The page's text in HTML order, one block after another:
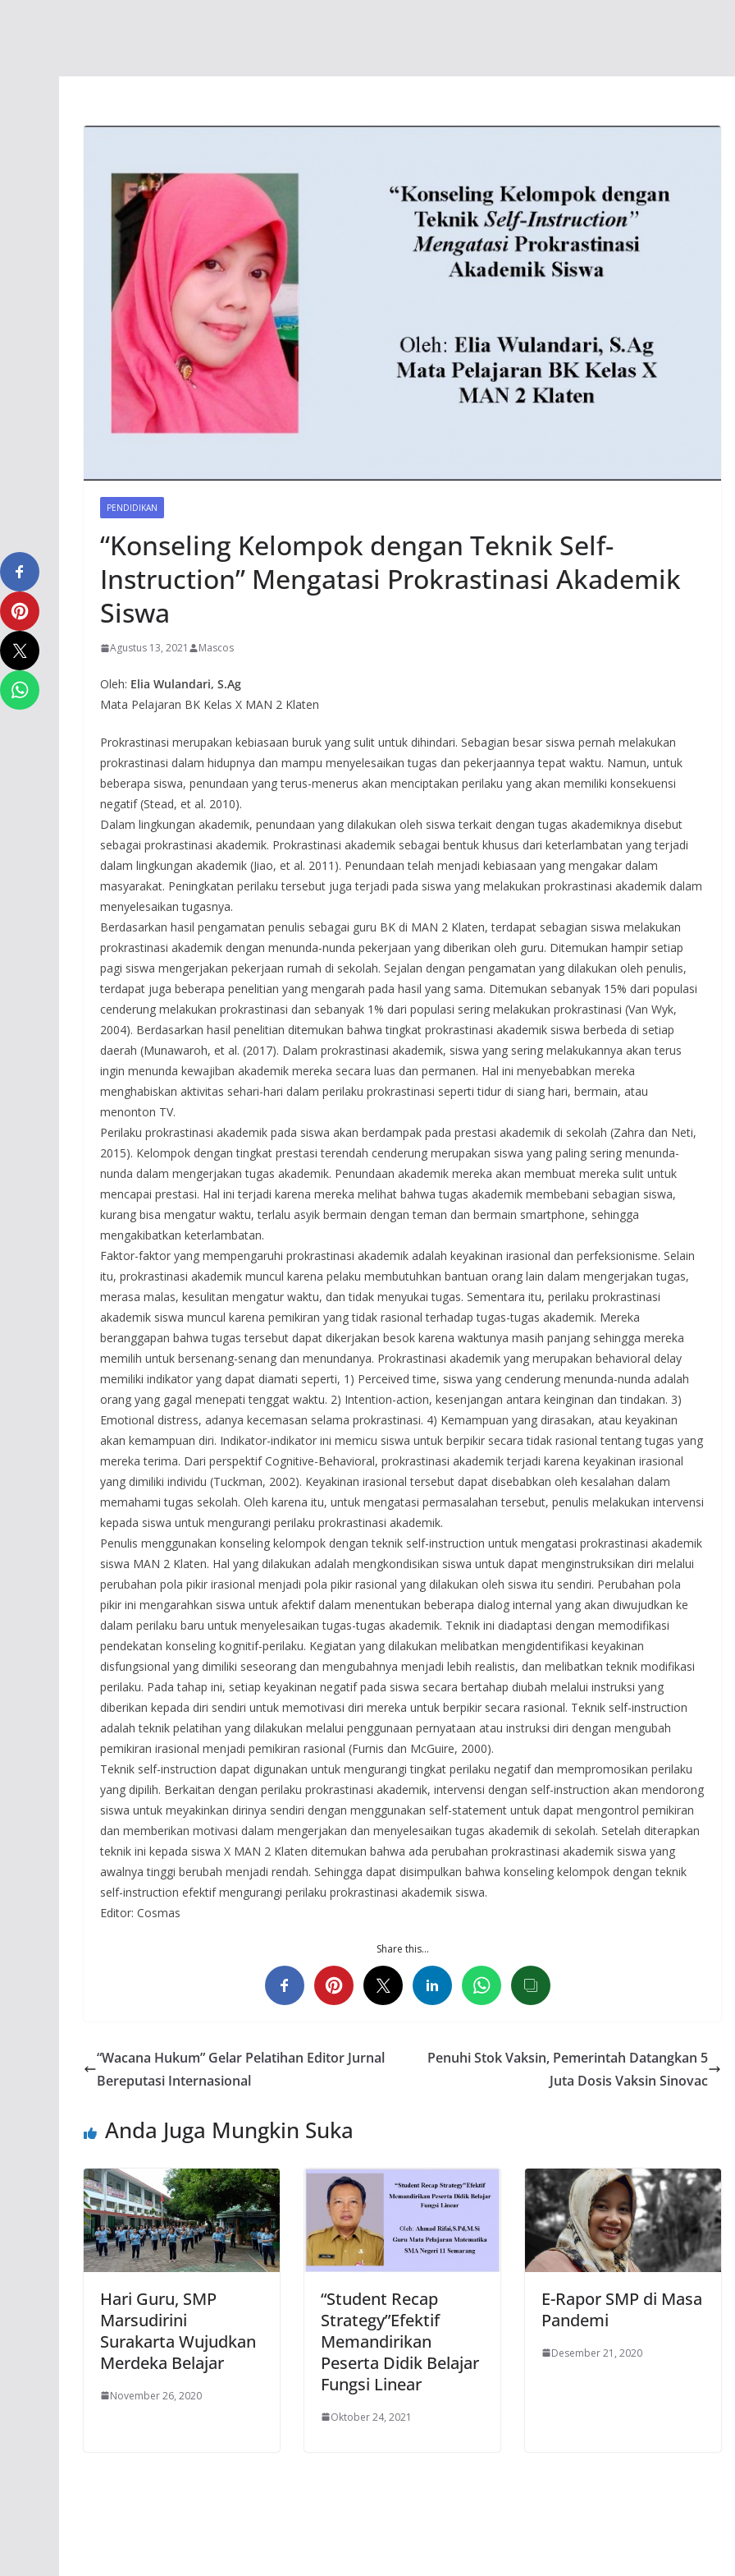
PENDIDIKAN
“Konseling Kelompok dengan Teknik Self-
Instruction” Mengatasi Prokrastinasi Akademik
Siswa
Agustus 13, 2021 Mascos
Oleh: Elia Wulandari, S.Ag
Mata Pelajaran BK Kelas X MAN 2 Klaten
Prokrastinasi merupakan kebiasaan buruk yang sulit untuk dihindari. Sebagian besar siswa pernah melakukan
prokrastinasi dalam hidupnya dan mampu menyelesaikan tugas dan pekerjaannya tepat waktu. Namun, untuk
beberapa siswa, penundaan yang terus-menerus akan menciptakan perilaku yang akan memiliki konsekuensi
negatif (Stead, et al. 2010).
Dalam lingkungan akademik, penundaan yang dilakukan oleh siswa terkait dengan tugas akademiknya disebut
sebagai prokrastinasi akademik. Prokrastinasi akademik sebagai bentuk khusus dari keterlambatan yang terjadi
dalam lingkungan akademik (Jiao, et al. 2011). Penundaan telah menjadi kebiasaan yang mengakar dalam
masyarakat. Peningkatan perilaku tersebut juga terjadi pada siswa yang melakukan prokrastinasi akademik dalam
menyelesaikan tugasnya.
Berdasarkan hasil pengamatan penulis sebagai guru BK di MAN 2 Klaten, terdapat sebagian siswa melakukan
prokrastinasi akademik dengan menunda-nunda pekerjaan yang diberikan oleh guru. Ditemukan hampir setiap
pagi siswa mengerjakan pekerjaan rumah di sekolah. Sejalan dengan pengamatan yang dilakukan oleh penulis,
terdapat juga beberapa penelitian yang mengarah pada hasil yang sama. Ditemukan sebanyak 15% dari populasi
cenderung melakukan prokrastinasi dan sebanyak 1% dari populasi sering melakukan prokrastinasi (Van Wyk,
2004). Berdasarkan hasil penelitian ditemukan bahwa tingkat prokrastinasi akademik siswa berbeda di setiap
daerah (Munawaroh, et al. (2017). Dalam prokrastinasi akademik, siswa yang sering melakukannya akan terus
ingin menunda kewajiban akademik mereka secara luas dan permanen. Hal ini menyebabkan mereka
menghabiskan aktivitas sehari-hari dalam perilaku prokrastinasi seperti tidur di siang hari, bermain, atau
menonton TV.
Perilaku prokrastinasi akademik pada siswa akan berdampak pada prestasi akademik di sekolah (Zahra dan Neti,
2015). Kelompok dengan tingkat prestasi terendah cenderung merupakan siswa yang paling sering menunda-
nunda dalam mengerjakan tugas akademik. Penundaan akademik mereka akan membuat mereka sulit untuk
mencapai prestasi. Hal ini terjadi karena mereka melihat bahwa tugas akademik membebani sebagian siswa,
kurang bisa mengatur waktu, terlalu asyik bermain dengan teman dan bermain smartphone, sehingga
mengakibatkan keterlambatan.
Faktor-faktor yang mempengaruhi prokrastinasi akademik adalah keyakinan irasional dan perfeksionisme. Selain
itu, prokrastinasi akademik muncul karena pelaku membutuhkan bantuan orang lain dalam mengerjakan tugas,
merasa malas, kesulitan mengatur waktu, dan tidak menyukai tugas. Sementara itu, perilaku prokrastinasi
akademik siswa muncul karena pemikiran yang tidak rasional terhadap tugas-tugas akademik. Mereka
beranggapan bahwa tugas tersebut dapat dikerjakan besok karena waktunya masih panjang sehingga mereka
memilih untuk bersenang-senang dan menundanya. Prokrastinasi akademik yang merupakan behavioral delay
memiliki indikator yang dapat diamati seperti, 1) Perceived time, siswa yang cenderung menunda-nunda adalah
orang yang gagal menepati tenggat waktu. 2) Intention-action, kesenjangan antara keinginan dan tindakan. 3)
Emotional distress, adanya kecemasan selama prokrastinasi. 4) Kemampuan yang dirasakan, atau keyakinan
akan kemampuan diri. Indikator-indikator ini memicu siswa untuk berpikir secara tidak rasional tentang tugas yang
mereka terima. Dari perspektif Cognitive-Behavioral, prokrastinasi akademik terjadi karena keyakinan irasional
yang dimiliki individu (Tuckman, 2002). Keyakinan irasional tersebut dapat disebabkan oleh kesalahan dalam
memahami tugas sekolah. Oleh karena itu, untuk mengatasi permasalahan tersebut, penulis melakukan intervensi
kepada siswa untuk mengurangi perilaku prokrastinasi akademik.
Penulis menggunakan konseling kelompok dengan teknik self-instruction untuk mengatasi prokrastinasi akademik
siswa MAN 2 Klaten. Hal yang dilakukan adalah mengkondisikan siswa untuk dapat menginstruksikan diri melalui
perubahan pola pikir irasional menjadi pola pikir rasional yang dilakukan oleh siswa itu sendiri. Perubahan pola
pikir ini mengarahkan siswa untuk afektif dalam menentukan beberapa dialog internal yang akan diwujudkan ke
dalam perilaku baru untuk menyelesaikan tugas-tugas akademik. Teknik ini diadaptasi dengan memodifikasi
pendekatan konseling kognitif-perilaku. Kegiatan yang dilakukan melibatkan mengidentifikasi keyakinan
disfungsional yang dimiliki seseorang dan mengubahnya menjadi lebih realistis, dan melibatkan teknik modifikasi
perilaku. Pada tahap ini, setiap keyakinan negatif pada siswa secara bertahap diubah melalui instruksi yang
diberikan kepada diri sendiri untuk memotivasi diri mereka untuk berpikir secara rasional. Teknik self-instruction
adalah teknik pelatihan yang dilakukan melalui penggunaan pernyataan atau instruksi diri dengan mengubah
pemikiran irasional menjadi pemikiran rasional (Furnis dan McGuire, 2000).
Teknik self-instruction dapat digunakan untuk mengurangi tingkat perilaku negatif dan mempromosikan perilaku
yang dipilih. Berkaitan dengan perilaku prokrastinasi akademik, intervensi dengan self-instruction akan mendorong
siswa untuk meyakinkan dirinya sendiri dengan menggunakan self-statement untuk dapat mengontrol pemikiran
dan memberikan motivasi dalam mengerjakan dan menyelesaikan tugas akademik di sekolah. Setelah diterapkan
teknik ini kepada siswa X MAN 2 Klaten ditemukan bahwa ada perubahan prokrastinasi akademik siswa yang
awalnya tinggi berubah menjadi rendah. Sehingga dapat disimpulkan bahwa konseling kelompok dengan teknik
self-instruction efektif mengurangi perilaku prokrastinasi akademik siswa.
Editor: Cosmas
Share this…
“Wacana Hukum” Gelar Pelatihan Editor Jurnal
Bereputasi Internasional
Penuhi Stok Vaksin, Pemerintah Datangkan 5
Juta Dosis Vaksin Sinovac
Anda Juga Mungkin Suka
Hari Guru, SMP
Marsudirini
Surakarta Wujudkan
Merdeka Belajar
November 26, 2020
“Student Recap
Strategy”Efektif
Memandirikan
Peserta Didik Belajar
Fungsi Linear
Oktober 24, 2021
E-Rapor SMP di Masa
Pandemi
Desember 21, 2020